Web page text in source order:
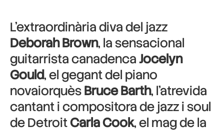
L’extraordinària diva del jazz
Deborah Brown, la sensacional
guitarrista canadencaJocelyn
Gould, el gegant del piano
novaiorquèsBruce Barth, l’atrevida
cantant i compositora de jazz i soul
de DetroitCarla Cook, el mag de la